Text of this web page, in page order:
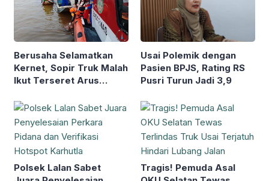
Berusaha Selamatkan
Kernet, Sopir Truk Malah
Ikut Terseret Arus
Usai Polemik dengan
Pasien BPJS, Rating RS
Pusri Turun Jadi 3,9
Polsek Lalan Sabet
Tragis! Pemuda Asal